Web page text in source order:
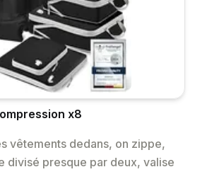
x8
vêtements dedans, on zippe,
divisé presque par deux, valise